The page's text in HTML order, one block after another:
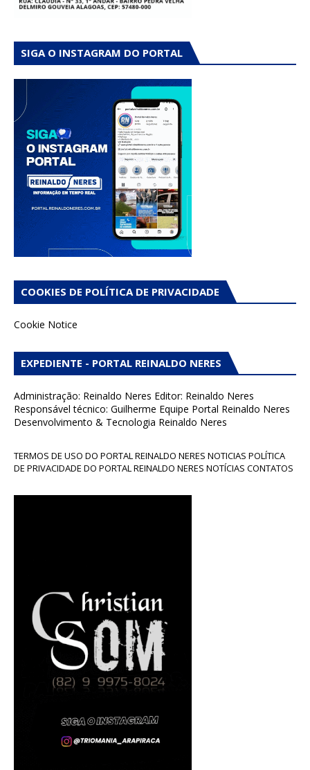
SIGA O INSTAGRAM DO PORTAL
COOKIES DE POLÍTICA DE PRIVACIDADE
Cookie Notice
EXPEDIENTE - PORTAL REINALDO NERES
Administração: Reinaldo Neres Editor: Reinaldo Neres
Responsável técnico: Guilherme Equipe Portal Reinaldo Neres
Desenvolvimento & Tecnologia Reinaldo Neres
TERMOS DE USO DO PORTAL REINALDO NERES NOTICIAS POLÍTICA
DE PRIVACIDADE DO PORTAL REINALDO NERES NOTÍCIAS CONTATOS